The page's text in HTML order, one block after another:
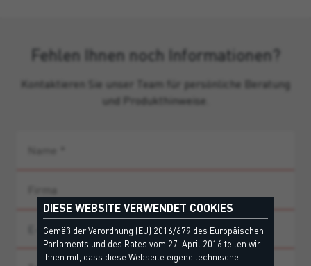
Fehlen Ihnen noch Informationen?
Kontaktieren Sie unser Team für persönliche Beratung
und Produkthinweise.
DIESE WEBSITE VERWENDET COOKIES
Gemäß der Verordnung (EU) 2016/679 des Europäischen
Parlaments und des Rates vom 27. April 2016 teilen wir
Ihnen mit, dass diese Webseite eigene technische